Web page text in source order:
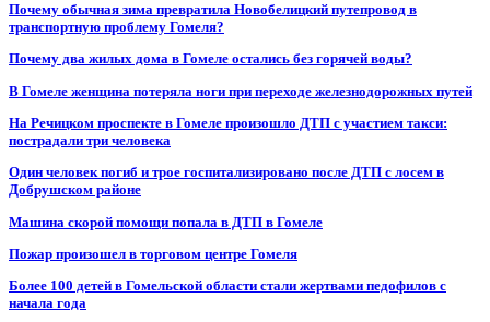
Почему обычная зима превратила Новобелицкий путепровод в
транспортную проблему Гомеля?
Почему два жилых дома в Гомеле остались без горячей воды?
В Гомеле женщина потеряла ноги при переходе железнодорожных путей
На Речицком проспекте в Гомеле произошло ДТП с участием такси:
пострадали три человека
Один человек погиб и трое госпитализировано после ДТП с лосем в
Добрушском районе
Машина скорой помощи попала в ДТП в Гомеле
Пожар произошел в торговом центре Гомеля
Более 100 детей в Гомельской области стали жертвами педофилов с
начала года